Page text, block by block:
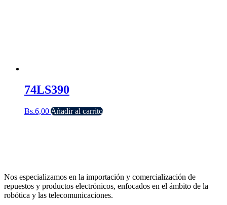
74LS390
Bs.6,00Añadir al carrito
Nos especializamos en la importación y comercialización de
repuestos y productos electrónicos, enfocados en el ámbito de la
robótica y las telecomunicaciones.